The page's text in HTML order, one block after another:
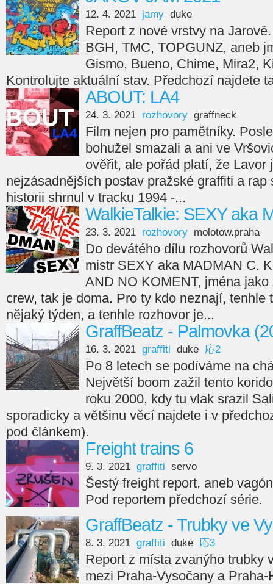
12. 4. 2021 jamy duke
Report z nové vrstvy na
BGH, TMC, TOPGUNZ, aneb
Gismo, Bueno, Chime, Mira2,
Kontrolujte aktuální stav. Předchozí najdete
ABOUT: LA4
24. 3. 2021 rozhovory graffneck
Film nejen pro pamětníky.
bohužel smazali a ani ve
ověřit, ale pořád platí, že Lavor
nejzásadnějších postav pražské graffiti a
historii shrnul v tracku 1994 -...
WalkieTalkie: SEXY aka
23. 3. 2021 rozhovory molotow.praha
Do devátého dílu rozhovorů
mistr SEXY aka MADMAN C.
AND NO KOMENT, jména
crew, tak je doma. Pro ty kdo neznají, tenhle
nějaký týden, a tenhle rozhovor je...
GraffBeatz - Palmovka
16. 3. 2021 graffiti duke 応2
Po 8 letech se podíváme na
Největší boom zažil tento
roku 2000, kdy tu vlak srazil
sporadicky a většinu věcí najdete i v
pod článkem).
Freight trains 6
9. 3. 2021 graffiti servo
Šestý freight report, aneb
Pod reportem předchozí série.
GraffBeatz - Trubky ve
8. 3. 2021 graffiti duke 応3
Report z místa zvanýho trubky
mezi Praha-Vysočany a